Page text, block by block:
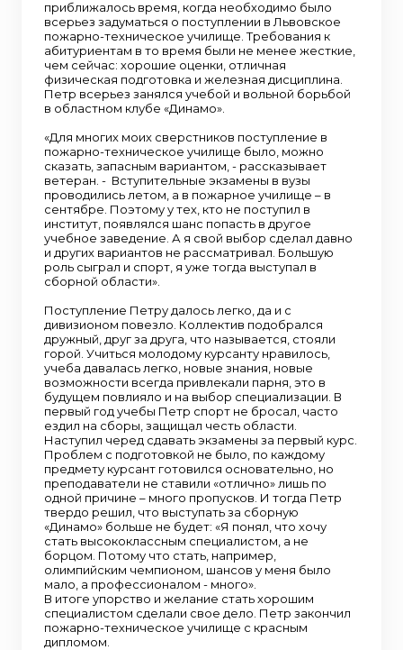
приближалось время, когда необходимо было
всерьез задуматься о поступлении в Львовское
пожарно-техническое училище. Требования к
абитуриентам в то время были не менее жесткие,
чем сейчас: хорошие оценки, отличная
физическая подготовка и железная дисциплина.
Петр всерьез занялся учебой и вольной борьбой
в областном клубе «Динамо».
«Для многих моих сверстников поступление в
пожарно-техническое училище было, можно
сказать, запасным вариантом, - рассказывает
ветеран. - Вступительные экзамены в вузы
проводились летом, а в пожарное училище – в
сентябре. Поэтому у тех, кто не поступил в
институт, появлялся шанс попасть в другое
учебное заведение. А я свой выбор сделал давно
и других вариантов не рассматривал. Большую
роль сыграл и спорт, я уже тогда выступал в
сборной области».
Поступление Петру далось легко, да и с
дивизионом повезло. Коллектив подобрался
дружный, друг за друга, что называется, стояли
горой. Учиться молодому курсанту нравилось,
учеба давалась легко, новые знания, новые
возможности всегда привлекали парня, это в
будущем повлияло и на выбор специализации. В
первый год учебы Петр спорт не бросал, часто
ездил на сборы, защищал честь области.
Наступил черед сдавать экзамены за первый курс.
Проблем с подготовкой не было, по каждому
предмету курсант готовился основательно, но
преподаватели не ставили «отлично» лишь по
одной причине – много пропусков. И тогда Петр
твердо решил, что выступать за сборную
«Динамо» больше не будет: «Я понял, что хочу
стать высококлассным специалистом, а не
борцом. Потому что стать, например,
олимпийским чемпионом, шансов у меня было
мало, а профессионалом - много».
В итоге упорство и желание стать хорошим
специалистом сделали свое дело. Петр закончил
пожарно-техническое училище с красным
дипломом.